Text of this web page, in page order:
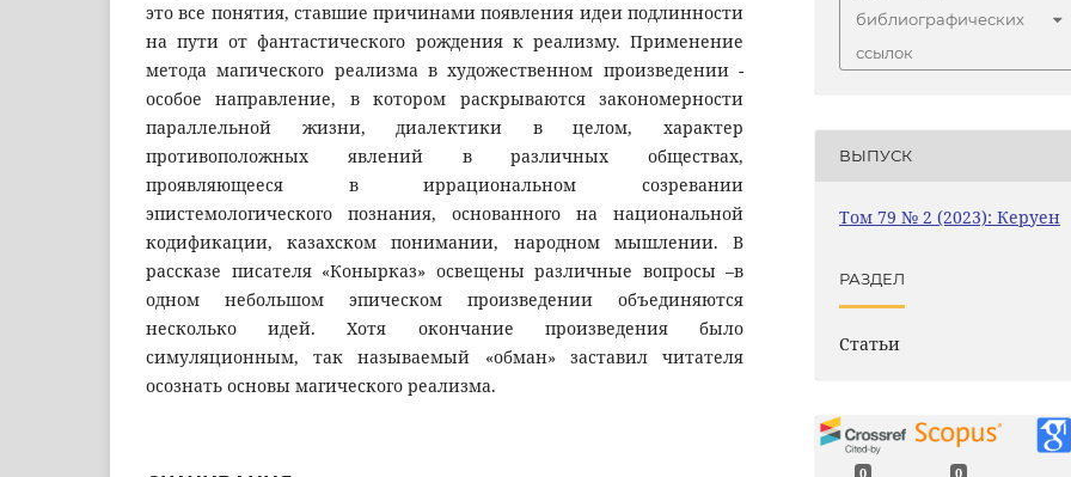
это все понятия, ставшие причинами появления идеи подлинности
на пути от фантастического рождения к реализму. Применение
метода магического реализма в художественном произведении -
особое направление, в котором раскрываются закономерности
параллельной жизни, диалектики в целом, характер
противоположных явлений в различных обществах,
проявляющееся в иррациональном созревании
эпистемологического познания, основанного на национальной
кодификации, казахском понимании, народном мышлении. В
рассказе писателя «Конырказ» освещены различные вопросы –в
одном небольшом эпическом произведении объединяются
несколько идей. Хотя окончание произведения было
симуляционным, так называемый «обман» заставил читателя
осознать основы магического реализма.
библиографических
ссылок
ВЫПУСК
Том 79 № 2 (2023): Керуен
РАЗДЕЛ
Статьи
0 0